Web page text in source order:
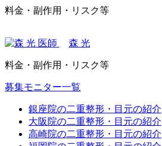
料金・副作用・リスク等
森 光
料金・副作用・リスク等
募集モニター一覧
銀座院の二重整形・目元の紹介
大阪院の二重整形・目元の紹介
高崎院の二重整形・目元の紹介